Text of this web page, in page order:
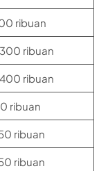
ribuan
ribuan
ribuan
ribuan
ribuan
ribuan